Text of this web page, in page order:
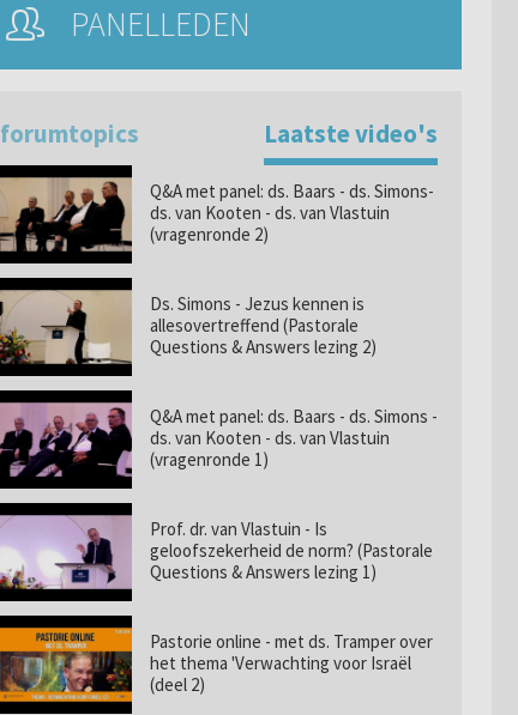
PANELLEDEN
forumtopics Laatste video's
Q&A met panel: ds. Baars - ds. Simons-
ds. van Kooten - ds. van Vlastuin
(vragenronde 2)
Ds. Simons - Jezus kennen is
allesovertreffend (Pastorale
Questions & Answers lezing 2)
Q&A met panel: ds. Baars - ds. Simons -
ds. van Kooten - ds. van Vlastuin
(vragenronde 1)
Prof. dr. van Vlastuin - Is
geloofszekerheid de norm? (Pastorale
Questions & Answers lezing 1)
Pastorie online - met ds. Tramper over
het thema 'Verwachting voor Israël
(deel 2)